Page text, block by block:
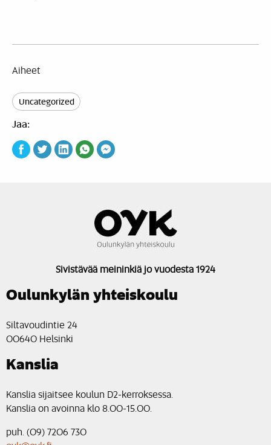
Aiheet
Uncategorized
Jaa:
Sivistävää meininkiä jo vuodesta 1924
Oulunkylän yhteiskoulu
Siltavoudintie 24
00640 Helsinki
Kanslia
Kanslia sijaitsee koulun D2-kerroksessa.
Kanslia on avoinna klo 8.00-15.00.
puh. (09) 7206 730